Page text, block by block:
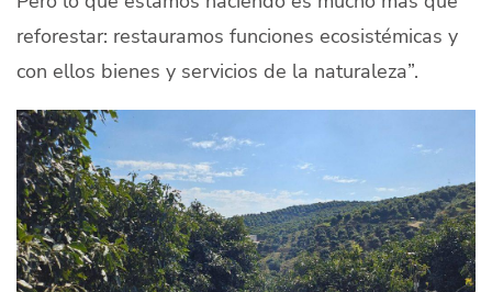
reforestar: restauramos funciones ecosistémicas y
con ellos bienes y servicios de la naturaleza”.